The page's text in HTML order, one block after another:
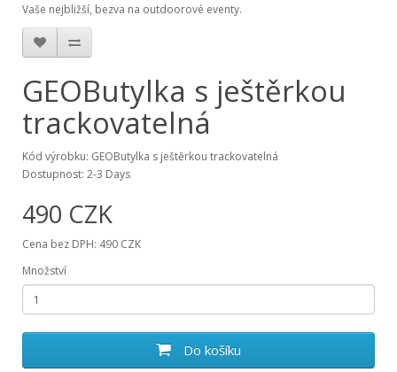
Vaše nejbližší, bezva na outdoorové eventy.
GEOButylka s ještěrkou
trackovatelná
Kód výrobku: GEOButylka s ještěrkou trackovatelná
Dostupnost: 2-3 Days
490 CZK
Cena bez DPH: 490 CZK
Množství
Do košíku